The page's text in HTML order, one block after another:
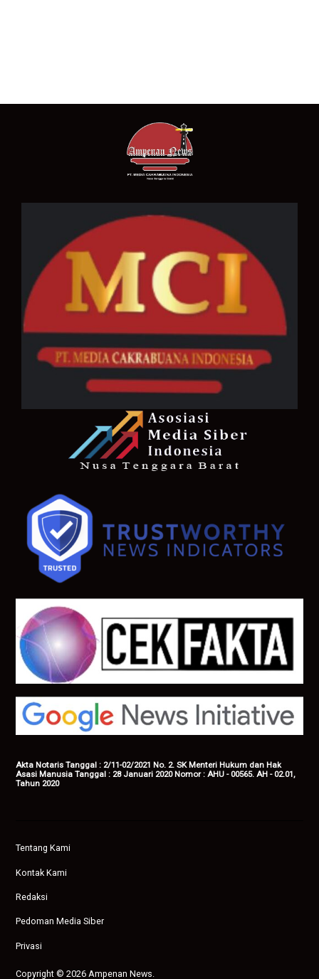
Akta Notaris Tanggal : 2/11-02/2021 No. 2. SK Menteri Hukum dan Hak
Asasi Manusia Tanggal : 28 Januari 2020 Nomor : AHU - 00565. AH - 02.01,
Tahun 2020
Tentang Kami
Kontak Kami
Redaksi
Pedoman Media Siber
Privasi
Copyright © 2026 Ampenan News.